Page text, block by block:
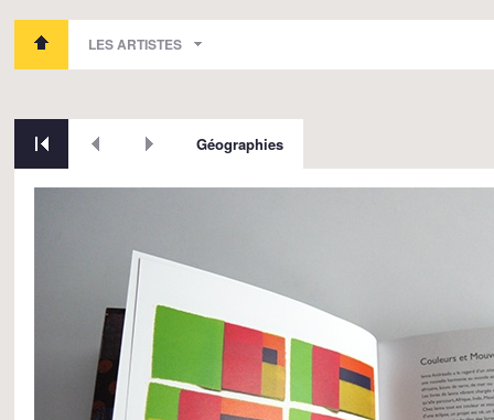
LES ARTISTES
Géographies